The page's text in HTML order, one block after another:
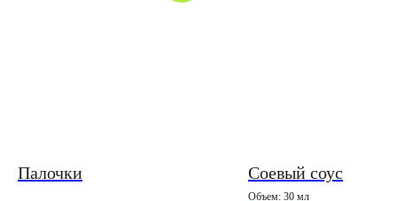
Палочки Соевый соус
Объем: 30 мл